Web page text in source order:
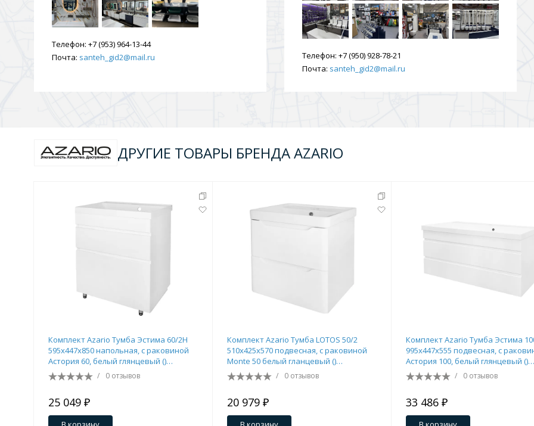
Трапы для душевых
3 категории
Телефон: +7 (953) 964-13-44
Почта: santeh_gid2@mail.ru Телефон: +7 (950) 928-78-21
Почта: santeh_gid2@mail.ru
ДРУГИЕ ТОВАРЫ БРЕНДА AZARIO
Комплект Azario Тумба Эстима 60/2Н
595х447х850 напольная, с раковиной
Астория 60, белый глянцевый ()
CS00094592
/ 0 отзывов
25 049 ₽
Комплект Azario Тумба LOTOS 50/2
510х425х570 подвесная, с раковиной
Monte 50 белый гланцевый ()
CS00094662
/ 0 отзывов
20 979 ₽
Комплект Azario Тумба Эстима
995х447х555 подвесная, с
Астория 100, белый глянцевый ()
CS00094585
/ 0 отзывов
33 486 ₽